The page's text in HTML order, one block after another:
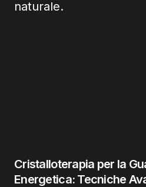
Cristalloterapia per la
Energetica: Tecniche